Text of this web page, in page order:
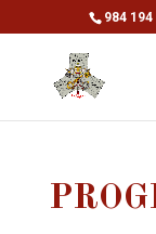
984 194